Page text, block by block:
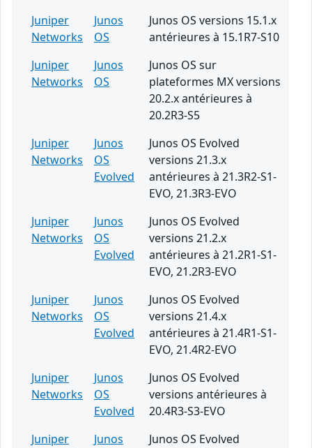
Juniper
Networks
Junos
OS
Junos OS versions 15.1.x
antérieures à 15.1R7-S10
Juniper
Networks
Junos
OS
Junos OS sur
plateformes MX versions
20.2.x antérieures à
20.2R3-S5
Juniper
Networks
Junos
OS
Evolved
Junos OS Evolved
versions 21.3.x
antérieures à 21.3R2-S1-
EVO, 21.3R3-EVO
Juniper
Networks
Junos
OS
Evolved
Junos OS Evolved
versions 21.2.x
antérieures à 21.2R1-S1-
EVO, 21.2R3-EVO
Juniper
Networks
Junos
OS
Evolved
Junos OS Evolved
versions 21.4.x
antérieures à 21.4R1-S1-
EVO, 21.4R2-EVO
Juniper
Networks
Junos
OS
Evolved
Junos OS Evolved
versions antérieures à
20.4R3-S3-EVO
Juniper
Junos
Junos OS Evolved